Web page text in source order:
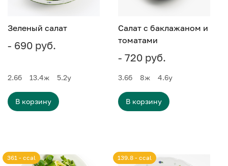
Зеленый салат
- 690 руб.
2.6б 13.4ж 5.2у
В корзину
Салат с баклажаном и
томатами
- 720 руб.
3.6б 8ж 4.6у
В корзину
361 - ccal 139.8 - ccal